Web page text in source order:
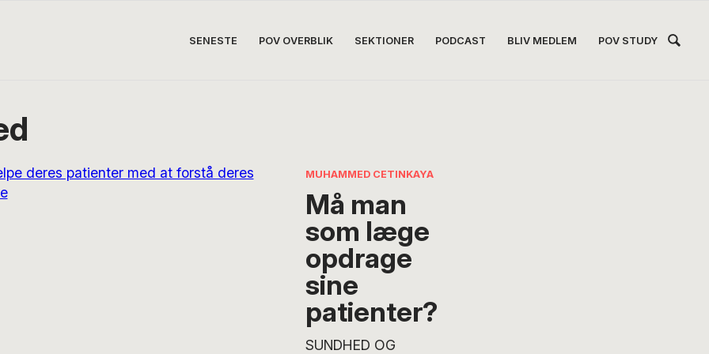
SENESTE POV OVERBLIK SEKTIONER PODCAST BLIV MEDLEM POV STUDY
MUHAMMED CETINKAYA
Må man
som læge
opdrage
sine
patienter?
SUNDHED OG